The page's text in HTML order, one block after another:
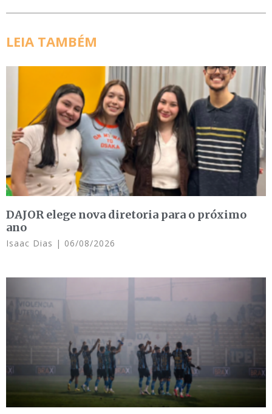
LEIA TAMBÉM
DAJOR elege nova diretoria para o próximo
ano
Isaac Dias 06/08/2026